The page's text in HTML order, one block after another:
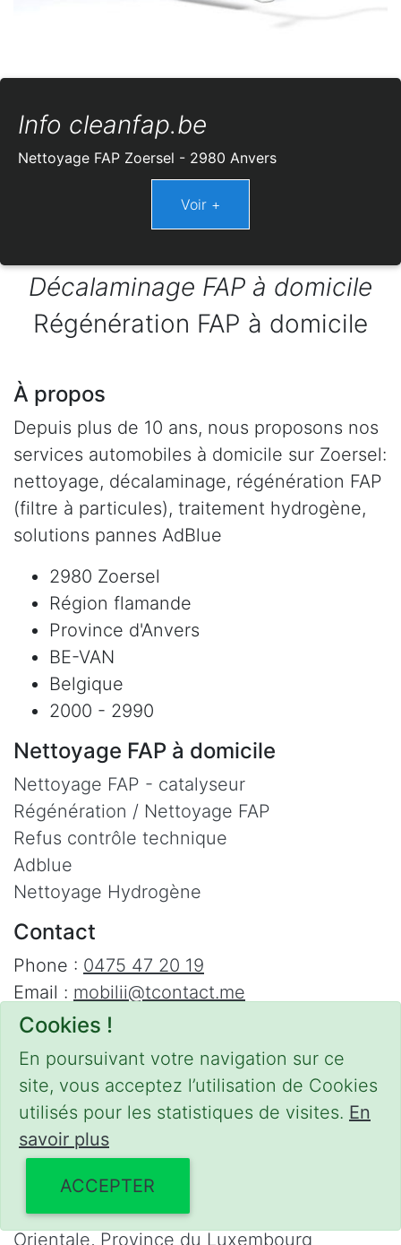
Cookies !
En poursuivant votre navigation sur ce
site, vous acceptez l’utilisation de Cookies
utilisés pour les statistiques de visites. En
savoir plus
ACCEPTER
Info cleanfap.be
Nettoyage FAP Zoersel - 2980 Anvers
Décalaminage FAP à domicile
Régénération FAP à domicile
À propos
Depuis plus de 10 ans, nous proposons nos
services automobiles à domicile sur Zoersel:
nettoyage, décalaminage, régénération FAP
(filtre à particules), traitement hydrogène,
solutions pannes AdBlue
2980 Zoersel
Région flamande
Province d'Anvers
BE-VAN
Belgique
2000 - 2990
Nettoyage FAP à domicile
Nettoyage FAP - catalyseur
Régénération / Nettoyage FAP
Refus contrôle technique
Adblue
Nettoyage Hydrogène
Contact
Phone : 0475 47 20 19
Email : mobilii@tcontact.me
Décalaminage & Régénération FAP à
domicile
Interventions urgentes sur la Belgique dans
les régions suivantes :
Bruxelles,Brabant Wallon
Hainaut,Liège,Mons
Limbourg,Flandre Occidentale
Orientale, Province du Luxembourg